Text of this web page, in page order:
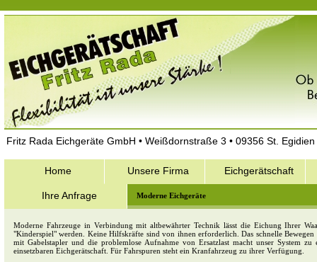
Fritz Rada Eichgeräte GmbH • Weißdornstraße 3 • 09356 St.
Home Unsere Firma Eichgerätschaft
Ihre Anfrage Moderne Eichgeräte
Moderne Fahrzeuge in Verbindung mit altbewährter Technik lässt die Eichung Ihrer
"Kinderspiel" werden. Keine Hilfskräfte sind von ihnen erforderlich. Das schnelle Bewegen
mit Gabelstapler und die problemlose Aufnahme von Ersatzlast macht unser System zu
einsetzbaren Eichgerätschaft. Für Fahrspuren steht ein Kranfahrzeug zu ihrer Verfügung.